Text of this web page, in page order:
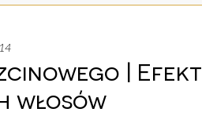
| Efekt
włosów